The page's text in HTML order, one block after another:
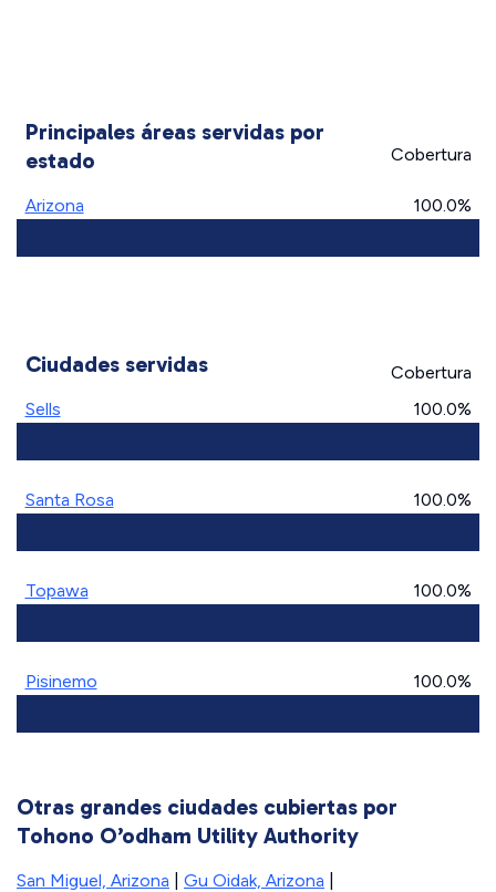
Principales áreas servidas por
estado
Cobertura
Arizona 100.0%
Ciudades servidas
Cobertura
Sells
100.0%
Santa Rosa 100.0%
Topawa 100.0%
Pisinemo 100.0%
Otras grandes ciudades cubiertas por
Tohono O’odham Utility Authority
San Miguel, Arizona Gu Oidak, Arizona